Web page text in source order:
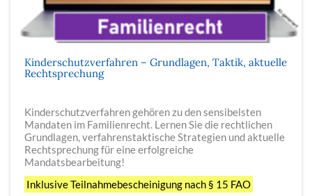
Kinderschutzverfahren – Grundlagen, Taktik, aktuelle
Rechtsprechung
Kinderschutzverfahren gehören zu den sensibelsten
Mandaten im Familienrecht. Lernen Sie die rechtlichen
Grundlagen, verfahrenstaktische Strategien und aktuelle
Rechtsprechung für eine erfolgreiche
Mandatsbearbeitung!
Inklusive Teilnahmebescheinigung nach § 15 FAO